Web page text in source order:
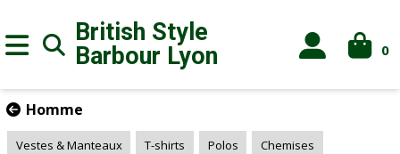
British Style
Barbour Lyon 0
Homme
Vestes & Manteaux T-shirts Polos Chemises